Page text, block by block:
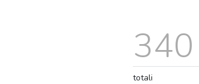
340
totali